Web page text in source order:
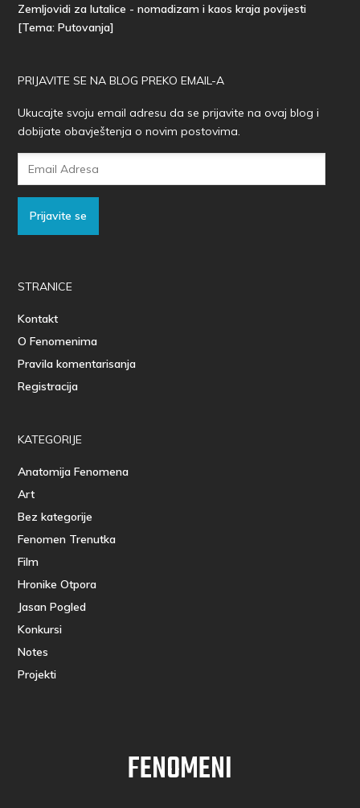
Zemljovidi za lutalice - nomadizam i kaos kraja povijesti
[Tema: Putovanja]
PRIJAVITE SE NA BLOG PREKO EMAIL-A
Ukucajte svoju email adresu da se prijavite na ovaj blog i
dobijate obavještenja o novim postovima.
Prijavite se
STRANICE
Kontakt
O Fenomenima
Pravila komentarisanja
Registracija
KATEGORIJE
Anatomija Fenomena
Art
Bez kategorije
Fenomen Trenutka
Film
Hronike Otpora
Jasan Pogled
Konkursi
Notes
Projekti
FENOMENI